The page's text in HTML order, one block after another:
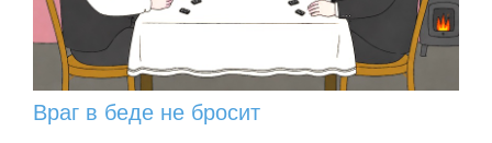
Враг в беде не бросит